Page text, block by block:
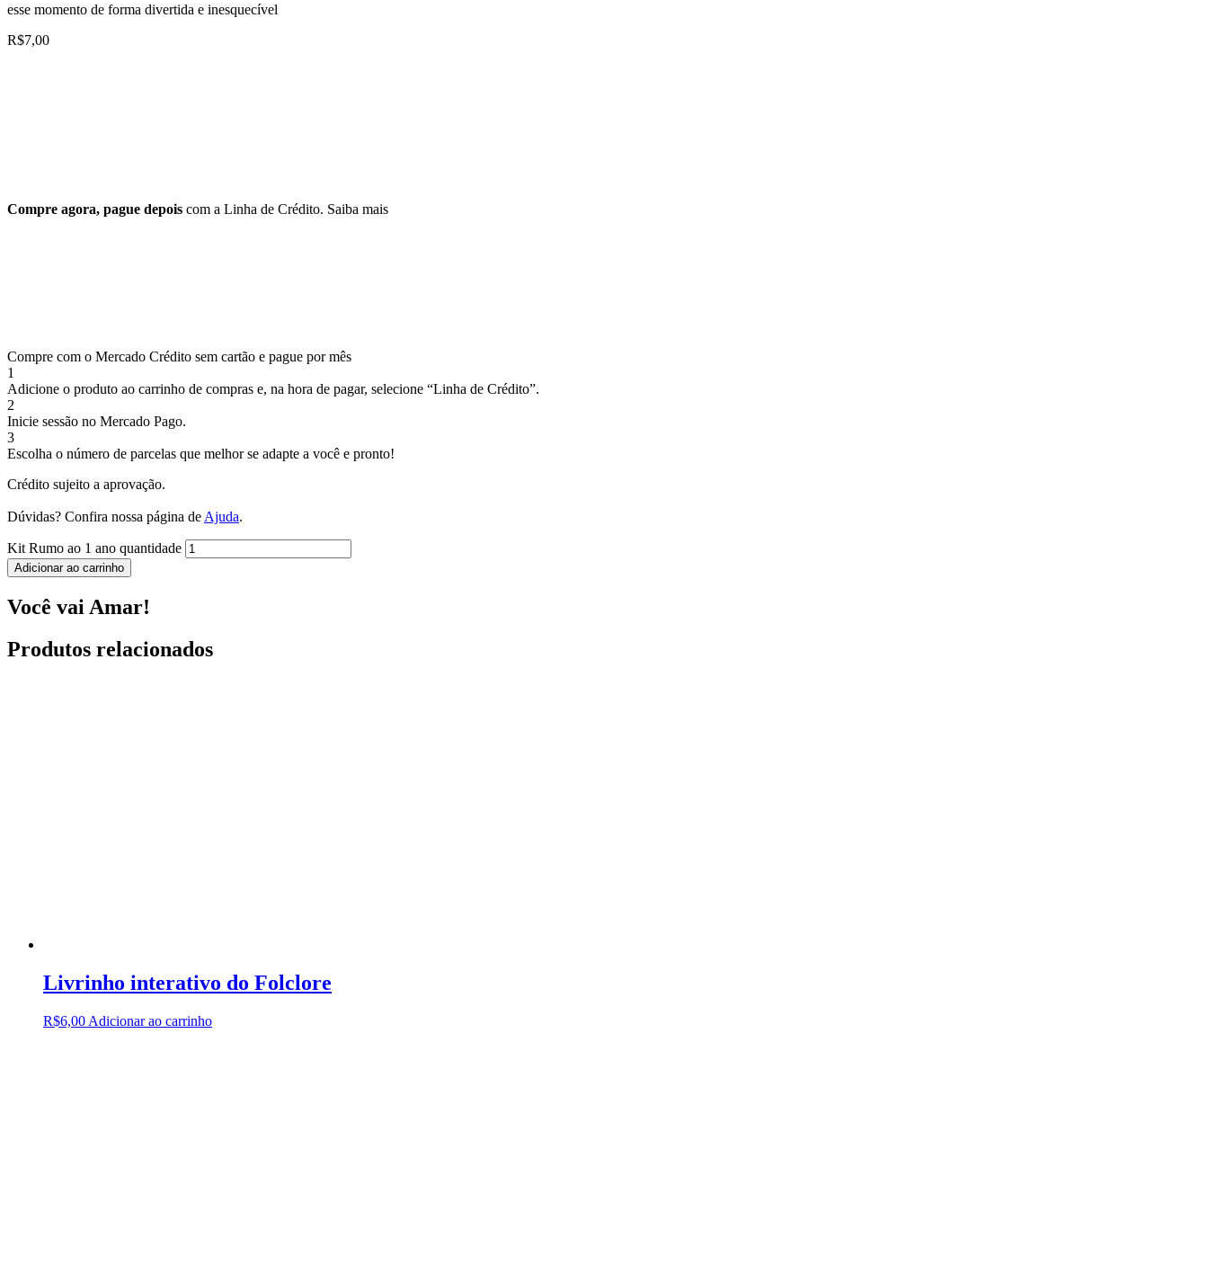
esse momento de forma divertida e inesquecível
R$7,00
Compre agora, pague depois com a Linha de Crédito. Saiba mais
Compre com o Mercado Crédito sem cartão e pague por mês
1
Adicione o produto ao carrinho de compras e, na hora de pagar, selecione “Linha de Crédito”.
2
Inicie sessão no Mercado Pago.
3
Escolha o número de parcelas que melhor se adapte a você e pronto!
Crédito sujeito a aprovação.
Dúvidas? Confira nossa página de Ajuda.
Kit Rumo ao 1 ano quantidade
Adicionar ao carrinho
Você vai Amar!
Produtos relacionados
Livrinho interativo do Folclore
R$6,00 Adicionar ao carrinho